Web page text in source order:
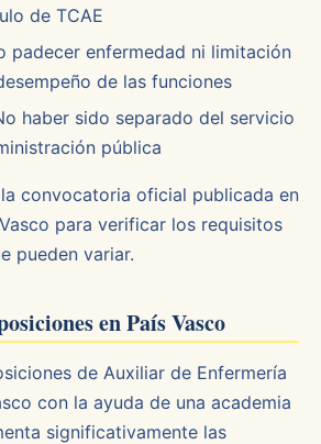
de TCAE
padecer enfermedad ni limitación
de las funciones
haber sido separado del servicio
pública
convocatoria oficial publicada en
para verificar los requisitos
pueden variar.
en País Vasco
de Auxiliar de Enfermería
con la ayuda de una academia
significativamente las